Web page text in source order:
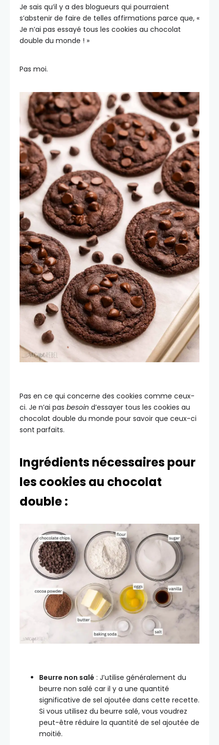
Je sais qu’il y a des blogueurs qui pourraient
s’abstenir de faire de telles affirmations parce que, «
Je n’ai pas essayé tous les cookies au chocolat
double du monde ! »
Pas moi.
Pas en ce qui concerne des cookies comme ceux-
ci. Je n’ai pas besoin d’essayer tous les cookies au
chocolat double du monde pour savoir que ceux-ci
sont parfaits.
Ingrédients nécessaires pour
les cookies au chocolat
double :
Beurre non salé : J’utilise généralement du
beurre non salé car il y a une quantité
significative de sel ajoutée dans cette recette.
Si vous utilisez du beurre salé, vous voudrez
peut-être réduire la quantité de sel ajoutée de
moitié.